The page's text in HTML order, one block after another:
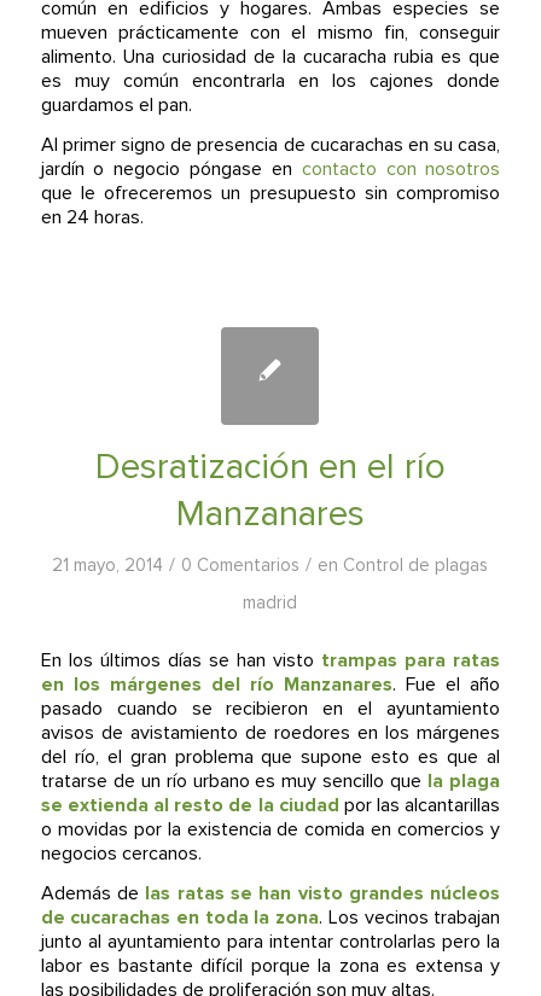
común en edificios y hogares. Ambas especies se
mueven prácticamente con el mismo fin, conseguir
alimento. Una curiosidad de la cucaracha rubia es que
es muy común encontrarla en los cajones donde
guardamos el pan.
Al primer signo de presencia de cucarachas en su casa,
jardín o negocio póngase en contacto con nosotros
que le ofreceremos un presupuesto sin compromiso
en 24 horas.
Desratización en el río
Manzanares
21 mayo, 2014 / 0 Comentarios / en Control de plagas
madrid
En los últimos días se han visto trampas para ratas
en los márgenes del río Manzanares. Fue el año
pasado cuando se recibieron en el ayuntamiento
avisos de avistamiento de roedores en los márgenes
del río, el gran problema que supone esto es que al
tratarse de un río urbano es muy sencillo que la plaga
se extienda al resto de la ciudad por las alcantarillas
o movidas por la existencia de comida en comercios y
negocios cercanos.
Además de las ratas se han visto grandes núcleos
de cucarachas en toda la zona. Los vecinos trabajan
junto al ayuntamiento para intentar controlarlas pero la
labor es bastante difícil porque la zona es extensa y
las posibilidades de proliferación son muy altas.